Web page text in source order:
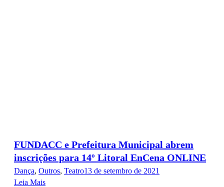
FUNDACC e Prefeitura Municipal abrem
inscrições para 14º Litoral EnCena ONLINE
Dança, Outros, Teatro13 de setembro de 2021
Leia Mais